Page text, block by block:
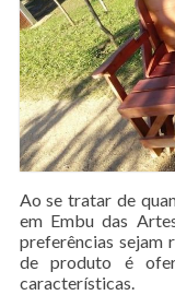
Ao se tratar de
em Embu das
preferências sejam
de produto é
características.